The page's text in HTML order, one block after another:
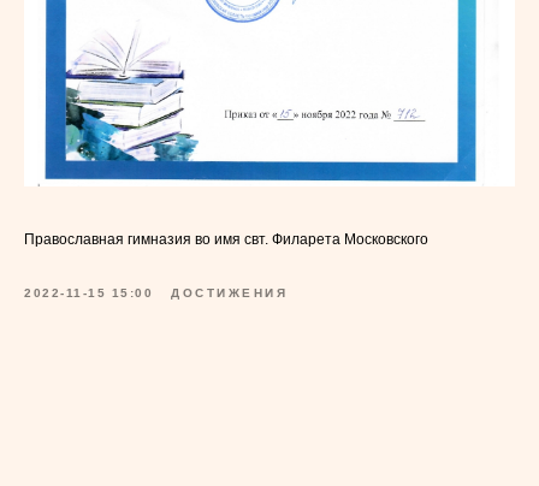
Православная гимназия во имя свт. Филарета Московского
2022-11-15 15:00 ДОСТИЖЕНИЯ